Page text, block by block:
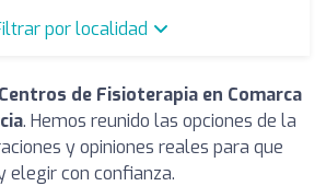
por localidad
Centros de Fisioterapia en Comarca
. Hemos reunido las opciones de la
y opiniones reales para que
elegir con confianza.